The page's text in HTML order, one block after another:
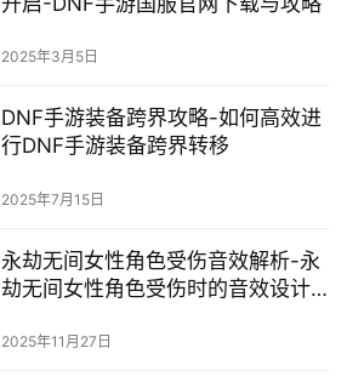
2025年3月5日
DNF手游装备跨界攻略-如何高效进
行DNF手游装备跨界转移
2025年7月15日
永劫无间女性角色受伤音效解析-永
劫无间女性角色受伤时的音效设计
2025年11月27日